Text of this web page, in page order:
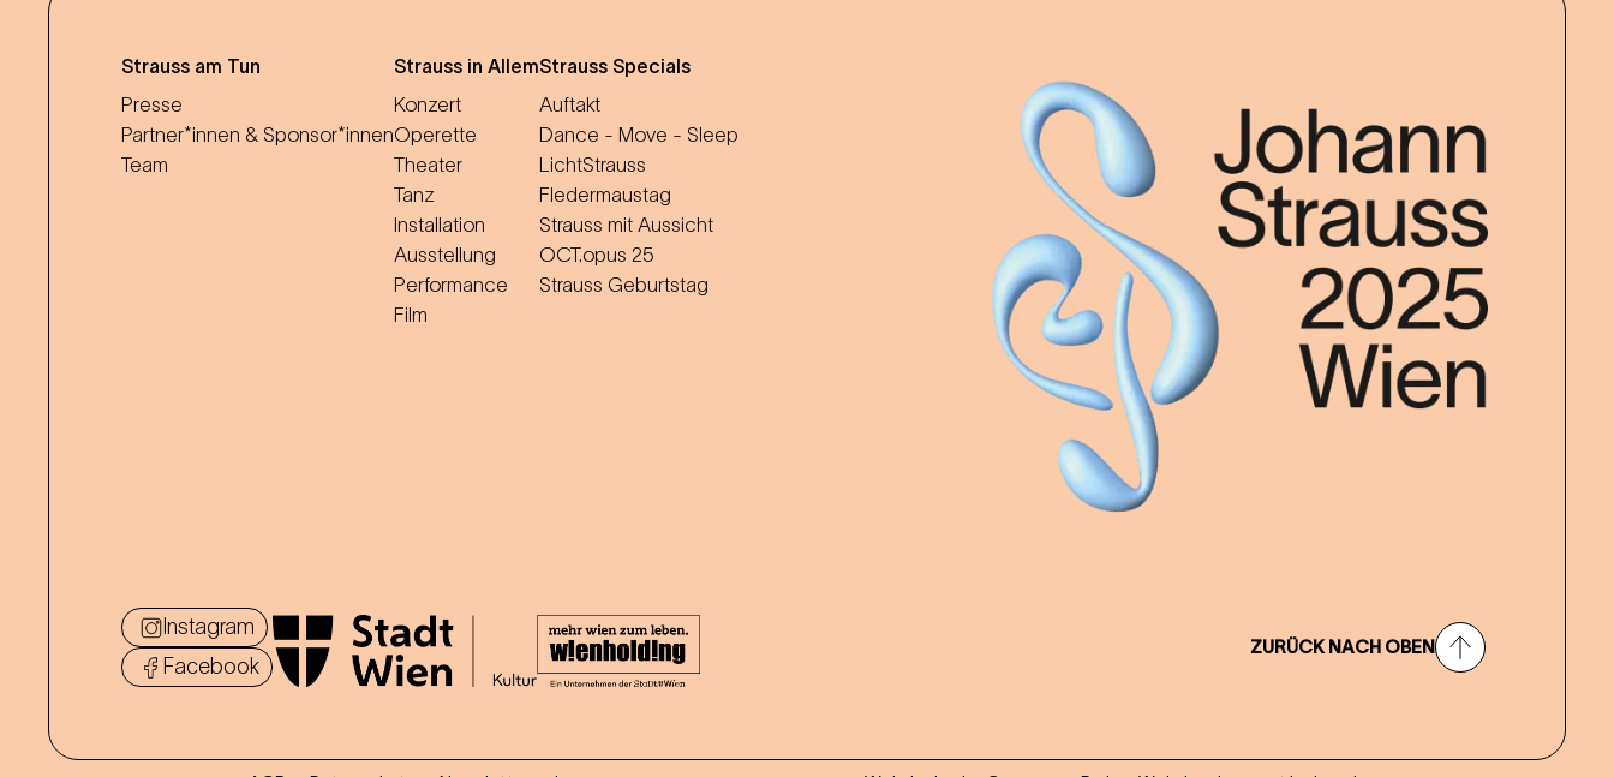
Strauss am Tun
Presse
Partner*innen & Sponsor*innen
Team
Strauss in Allem
Konzert
Operette
Theater
Tanz
Installation
Ausstellung
Performance
Film
Strauss Specials
Auftakt
Dance - Move - Sleep
LichtStrauss
Fledermaustag
Strauss mit Aussicht
OCT.opus 25
Strauss Geburtstag
Instagram
Facebook
ZURÜCK NACH OBEN